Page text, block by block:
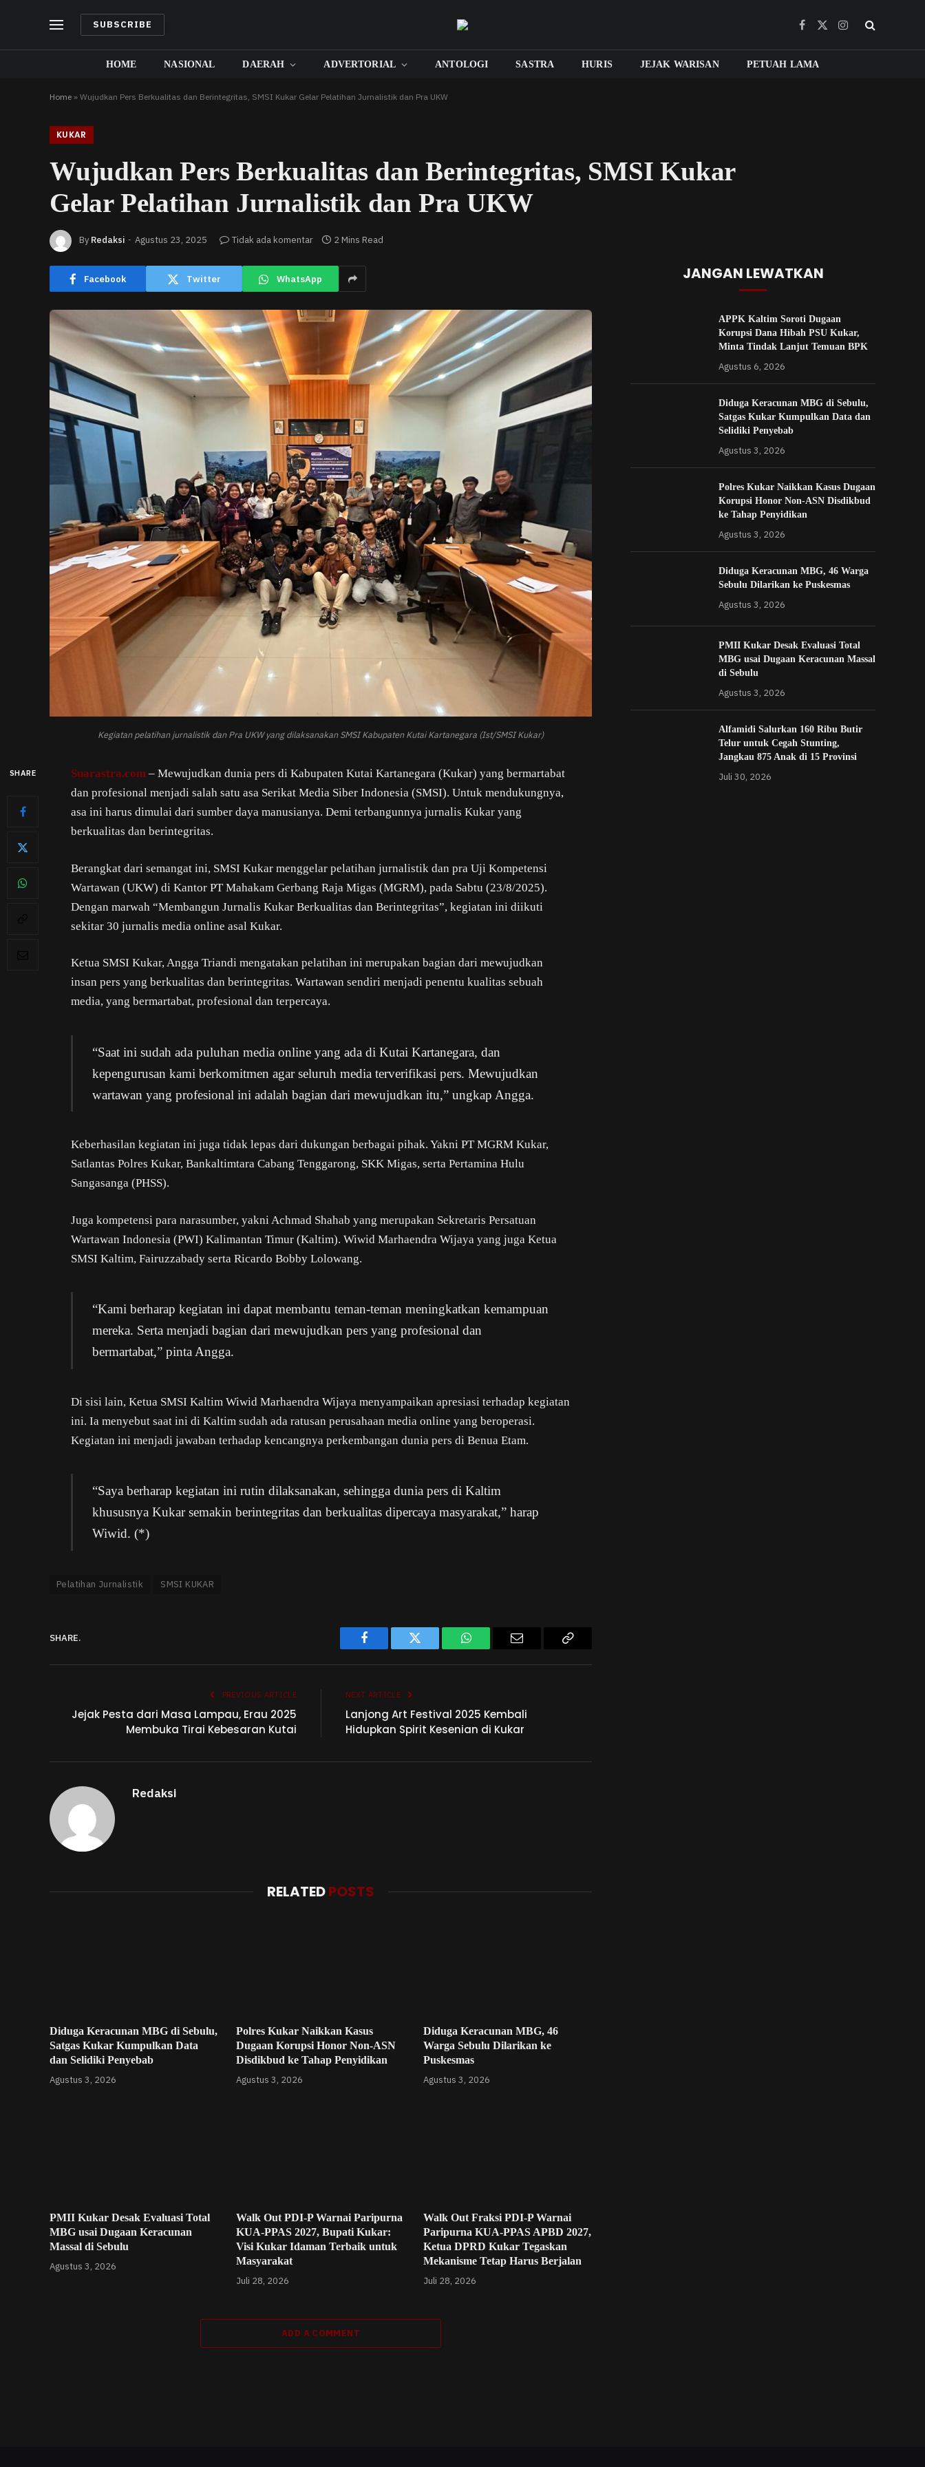
SUBSCRIBE Facebook
X
Instagram
HOME NASIONAL DAERAH ADVERTORIAL ANTOLOGI SASTRA HURIS JEJAK WARISAN PETUAH LAMA
Home » Wujudkan Pers Berkualitas dan Berintegritas, SMSI Kukar Gelar Pelatihan Jurnalistik dan Pra UKW
KUKAR
Wujudkan Pers Berkualitas dan Berintegritas, SMSI Kukar
Gelar Pelatihan Jurnalistik dan Pra UKW
By Redaksi Agustus 23, 2025 Tidak ada komentar 2 Mins Read
Facebook Twitter WhatsApp
Kegiatan pelatihan jurnalistik dan Pra UKW yang dilaksanakan SMSI Kabupaten Kutai Kartanegara (Ist/SMSI Kukar)
SHARE Suarastra.com – Mewujudkan dunia pers di Kabupaten Kutai Kartanegara (Kukar) yang bermartabat
dan profesional menjadi salah satu asa Serikat Media Siber Indonesia (SMSI). Untuk mendukungnya,
asa ini harus dimulai dari sumber daya manusianya. Demi terbangunnya jurnalis Kukar yang
berkualitas dan berintegritas.
Berangkat dari semangat ini, SMSI Kukar menggelar pelatihan jurnalistik dan pra Uji Kompetensi
Wartawan (UKW) di Kantor PT Mahakam Gerbang Raja Migas (MGRM), pada Sabtu (23/8/2025).
Dengan marwah “Membangun Jurnalis Kukar Berkualitas dan Berintegritas”, kegiatan ini diikuti
sekitar 30 jurnalis media online asal Kukar.
Ketua SMSI Kukar, Angga Triandi mengatakan pelatihan ini merupakan bagian dari mewujudkan
insan pers yang berkualitas dan berintegritas. Wartawan sendiri menjadi penentu kualitas sebuah
media, yang bermartabat, profesional dan terpercaya.
“Saat ini sudah ada puluhan media online yang ada di Kutai Kartanegara, dan
kepengurusan kami berkomitmen agar seluruh media terverifikasi pers. Mewujudkan
wartawan yang profesional ini adalah bagian dari mewujudkan itu,” ungkap Angga.
Keberhasilan kegiatan ini juga tidak lepas dari dukungan berbagai pihak. Yakni PT MGRM Kukar,
Satlantas Polres Kukar, Bankaltimtara Cabang Tenggarong, SKK Migas, serta Pertamina Hulu
Sangasanga (PHSS).
Juga kompetensi para narasumber, yakni Achmad Shahab yang merupakan Sekretaris Persatuan
Wartawan Indonesia (PWI) Kalimantan Timur (Kaltim). Wiwid Marhaendra Wijaya yang juga Ketua
SMSI Kaltim, Fairuzzabady serta Ricardo Bobby Lolowang.
“Kami berharap kegiatan ini dapat membantu teman-teman meningkatkan kemampuan
mereka. Serta menjadi bagian dari mewujudkan pers yang profesional dan
bermartabat,” pinta Angga.
Di sisi lain, Ketua SMSI Kaltim Wiwid Marhaendra Wijaya menyampaikan apresiasi terhadap kegiatan
ini. Ia menyebut saat ini di Kaltim sudah ada ratusan perusahaan media online yang beroperasi.
Kegiatan ini menjadi jawaban terhadap kencangnya perkembangan dunia pers di Benua Etam.
“Saya berharap kegiatan ini rutin dilaksanakan, sehingga dunia pers di Kaltim
khususnya Kukar semakin berintegritas dan berkualitas dipercaya masyarakat,” harap
Wiwid. (*)
Pelatihan Jurnalistik SMSI KUKAR
SHARE.
Facebook Twitter WhatsAppEmail
Copy
PREVIOUS ARTICLE
Jejak Pesta dari Masa Lampau, Erau 2025
Membuka Tirai Kebesaran Kutai
NEXT ARTICLE
Lanjong Art Festival 2025 Kembali
Hidupkan Spirit Kesenian di Kukar
Redaksi
RELATEDPOSTS
Diduga Keracunan MBG di Sebulu,
Satgas Kukar Kumpulkan Data
dan Selidiki Penyebab
Agustus 3, 2026
Polres Kukar Naikkan Kasus
Dugaan Korupsi Honor Non-ASN
Disdikbud ke Tahap Penyidikan
Agustus 3, 2026
Diduga Keracunan MBG, 46
Warga Sebulu Dilarikan ke
Puskesmas
Agustus 3, 2026
PMII Kukar Desak Evaluasi Total
MBG usai Dugaan Keracunan
Massal di Sebulu
Agustus 3, 2026
Walk Out PDI-P Warnai Paripurna
KUA-PPAS 2027, Bupati Kukar:
Visi Kukar Idaman Terbaik untuk
Masyarakat
Juli 28, 2026
Walk Out Fraksi PDI-P Warnai
Paripurna KUA-PPAS APBD 2027,
Ketua DPRD Kukar Tegaskan
Mekanisme Tetap Harus Berjalan
Juli 28, 2026
ADD A COMMENT
JANGAN LEWATKAN
APPK Kaltim Soroti Dugaan
Korupsi Dana Hibah PSU Kukar,
Minta Tindak Lanjut Temuan BPK
Agustus 6, 2026
Diduga Keracunan MBG di Sebulu,
Satgas Kukar Kumpulkan Data dan
Selidiki Penyebab
Agustus 3, 2026
Polres Kukar Naikkan Kasus Dugaan
Korupsi Honor Non-ASN Disdikbud
ke Tahap Penyidikan
Agustus 3, 2026
Diduga Keracunan MBG, 46 Warga
Sebulu Dilarikan ke Puskesmas
Agustus 3, 2026
PMII Kukar Desak Evaluasi Total
MBG usai Dugaan Keracunan Massal
di Sebulu
Agustus 3, 2026
Alfamidi Salurkan 160 Ribu Butir
Telur untuk Cegah Stunting,
Jangkau 875 Anak di 15 Provinsi
Juli 30, 2026